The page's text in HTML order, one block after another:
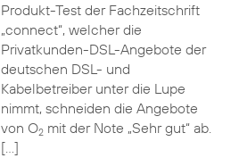
Produkt-Test der Fachzeitschrift
„connect“, welcher die
Privatkunden-DSL-Angebote der
deutschen DSL- und
Kabelbetreiber unter die Lupe
nimmt, schneiden die Angebote
von O2mit der Note „Sehr gut“ ab.
[…]